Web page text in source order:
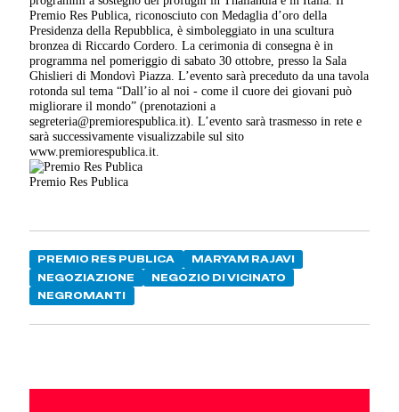
Premio Res Publica, riconosciuto con Medaglia d’oro della
Presidenza della Repubblica, è simboleggiato in una scultura
bronzea di Riccardo Cordero. La cerimonia di consegna è in
programma nel pomeriggio di sabato 30 ottobre, presso la Sala
Ghislieri di Mondovì Piazza. L’evento sarà preceduto da una tavola
rotonda sul tema “Dall’io al noi - come il cuore dei giovani può
migliorare il mondo” (prenotazioni a
segreteria@premiorespublica.it). L’evento sarà trasmesso in rete e
sarà successivamente visualizzabile sul sito
www.premiorespublica.it.
Premio Res Publica
PREMIO RES PUBLICA
MARYAM RAJAVI
NEGOZIAZIONE
NEGOZIO DI VICINATO
NEGROMANTI